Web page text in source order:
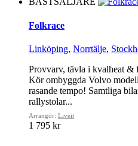
Folkrace
Linköping, Norrtälje,
Provvarv, tävla i kvalheat &
Kör ombyggda Volvo
rasande tempo! Samtliga
rallystolar...
Arrangör: Liveit
1 795 kr